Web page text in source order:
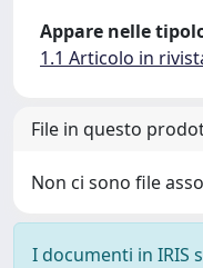
Appare nelle
1.1 Articolo in
File in questo
Non ci sono file
I documenti in IRIS